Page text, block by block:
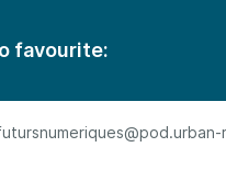
favourite: